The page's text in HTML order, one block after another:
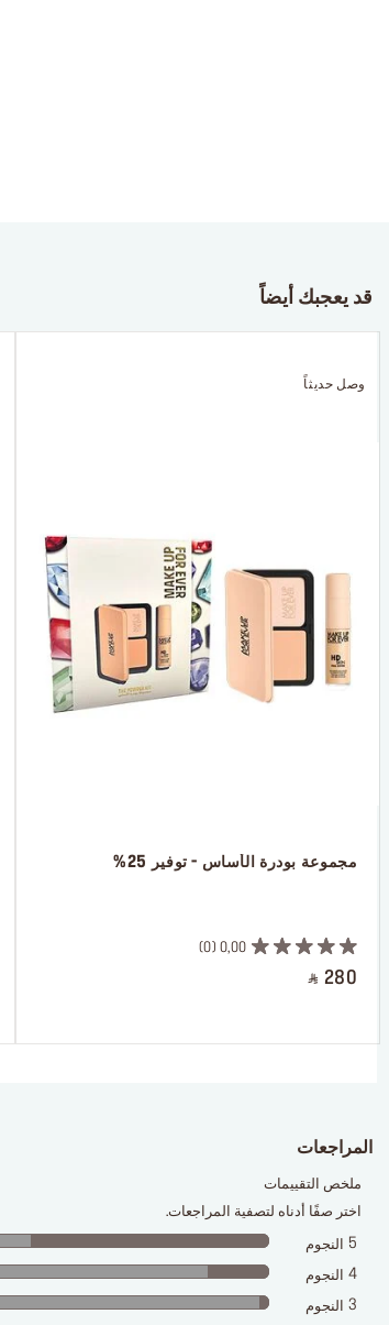
قد يعجبك أيضاً
وصل حديثاً
مجموعة بودرة الأساس - توفير 25%
0,00
0
‎ ⃁ 280 ‎
المراجعات
ملخص التقييمات
اختر صفًا أدناه لتصفية المراجعات.
5 النجوم
4 النجوم
3 النجوم